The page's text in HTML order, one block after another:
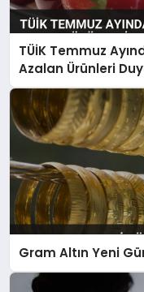
TÜİK Temmuz
Azalan Ürünleri
Gram Altın Yeni